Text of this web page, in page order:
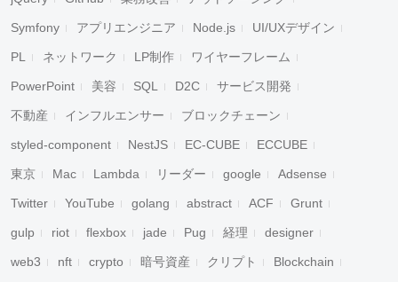
Symfony アプリエンジニア Node.js UI/UXデザイン
PL ネットワーク LP制作 ワイヤーフレーム
PowerPoint 美容 SQL D2C サービス開発
不動産 インフルエンサー ブロックチェーン
styled-component NestJS EC-CUBE ECCUBE
東京 Mac Lambda リーダー google Adsense
Twitter YouTube golang abstract ACF Grunt
gulp riot flexbox jade Pug 経理 designer
web3 nft crypto 暗号資産 クリプト Blockchain